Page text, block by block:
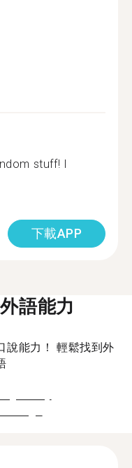
stuff! I
下載APP
語能力
說能力！ 輕鬆找到外